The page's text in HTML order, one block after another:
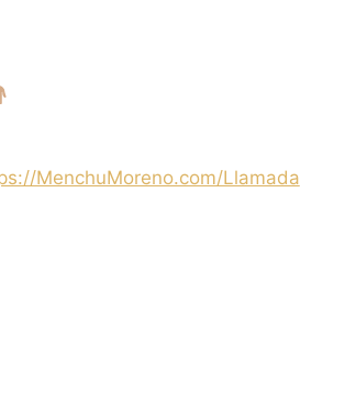
MenchuMoreno.com/Llamada